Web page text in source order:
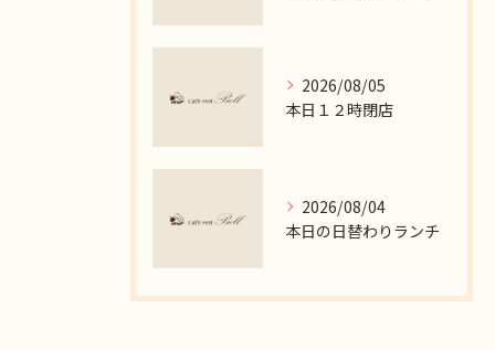
2026/08/05
本日１２時閉店
2026/08/04
本日の日替わりランチ